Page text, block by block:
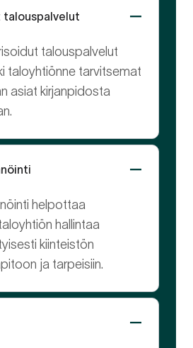
talouspalvelut
taloyhtiönne tarvitsemat
asiat kirjanpidosta
helpottaa
hallintaa
kiinteistön
ja tarpeisiin.